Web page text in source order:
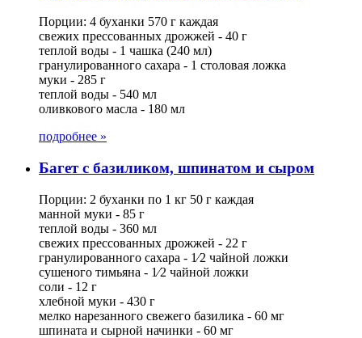
Порции: 4 буханки 570 г каждая
свежих прессованных дрожжей - 40 г
теплой воды - 1 чашка (240 мл)
гранулированного сахара - 1 столовая ложка
муки - 285 г
теплой воды - 540 мл
оливкового масла - 180 мл
подробнее »
Багет с базиликом, шпинатом и сыром
Порции: 2 буханки по 1 кг 50 г каждая
манной муки - 85 г
теплой воды - 360 мл
свежих прессованных дрожжей - 22 г
гранулированного сахара - 1⁄2 чайной ложки
сушеного тимьяна - 1⁄2 чайной ложки
соли - 12 г
хлебной муки - 430 г
мелко нарезанного свежего базилика - 60 мг
шпината и сырной начинки - 60 мг